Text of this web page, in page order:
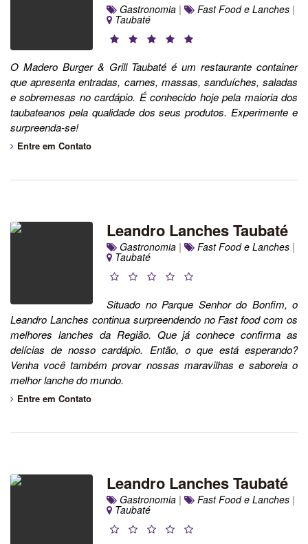
Gastronomia | Fast Food e Lanches |
Taubaté
O Madero Burger & Grill Taubaté é um restaurante container
que apresenta entradas, carnes, massas, sanduíches, saladas
e sobremesas no cardápio. É conhecido hoje pela maioria dos
taubateanos pela qualidade dos seus produtos. Experimente e
surpreenda-se!
Entre em Contato
Leandro Lanches Taubaté
Gastronomia | Fast Food e Lanches |
Taubaté
Situado no Parque Senhor do Bonfim, o
Leandro Lanches continua surpreendendo no Fast food com os
melhores lanches da Região. Que já conhece confirma as
delícias de nosso cardápio. Então, o que está esperando?
Venha você também provar nossas maravilhas e saboreia o
melhor lanche do mundo.
Entre em Contato
Leandro Lanches Taubaté
Gastronomia | Fast Food e Lanches |
Taubaté